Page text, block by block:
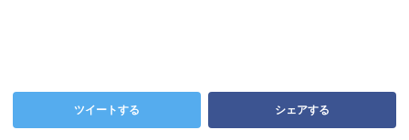
ツイートする シェアする